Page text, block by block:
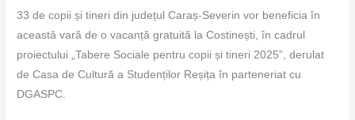
33 de copii și tineri din județul Caraș-Severin vor beneficia în
această vară de o vacanță gratuită la Costinești, în cadrul
proiectului „Tabere Sociale pentru copii și tineri 2025”, derulat
de Casa de Cultură a Studenților Reșița în parteneriat cu
DGASPC.